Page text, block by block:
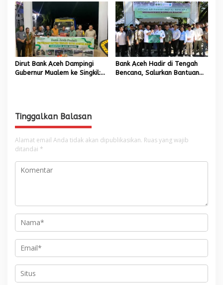
Putra Aceh: Berilmu, Religius,
dan Peduli Generasi Masa
Depan
Dirut Bank Aceh Dampingi
Gubernur Mualem ke Singkil:
Bank Aceh Hadir di Tengah
Bencana, Salurkan Bantuan
Tinggalkan Balasan
Alamat email Anda tidak akan dipublikasikan. Ruas yang wajib
ditandai *